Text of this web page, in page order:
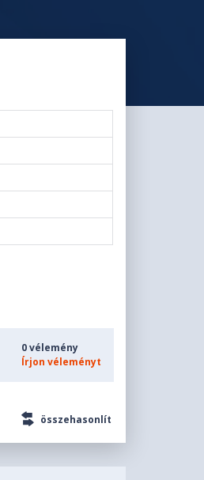
0 vélemény
Írjon véleményt
összehasonlít